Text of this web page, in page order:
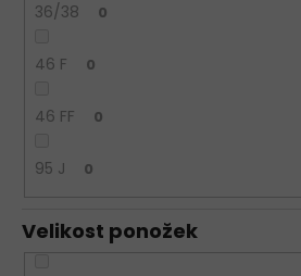
36/38 0
46 F 0
46 FF 0
95 J 0
Velikost ponožek